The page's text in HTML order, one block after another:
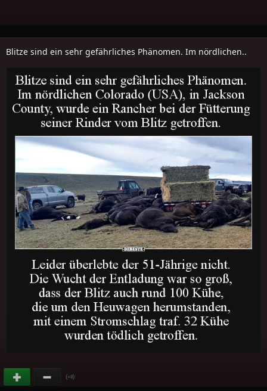
Blitze sind ein sehr gefährliches Phänomen. Im nördlichen..
(+8)